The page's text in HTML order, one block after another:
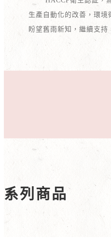
生產自動化的改善，環境
盼望舊雨新知，繼續支持
系列商品